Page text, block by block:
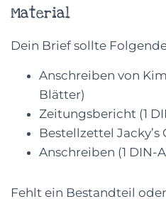
Material
Dein Brief sollte
Anschreiben von
Blätter)
Zeitungsbericht (1
Bestellzettel Jacky’s
Anschreiben (1 DIN-
Fehlt ein Bestandteil